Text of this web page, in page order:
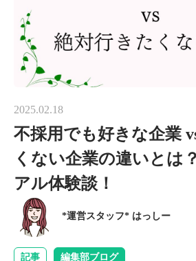
2025.02.18
不採用でも好きな企業
くない企業の違いとは
アル体験談！
*運営スタッフ* はっしー
記事 編集部ブログ